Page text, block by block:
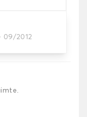
09/2012